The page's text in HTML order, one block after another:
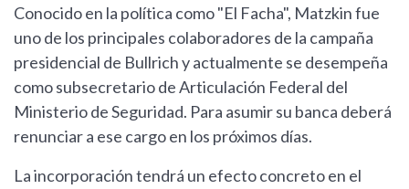
Conocido en la política como "El Facha", Matzkin fue
uno de los principales colaboradores de la campaña
presidencial de Bullrich y actualmente se desempeña
como subsecretario de Articulación Federal del
Ministerio de Seguridad. Para asumir su banca deberá
renunciar a ese cargo en los próximos días.
La incorporación tendrá un efecto concreto en el